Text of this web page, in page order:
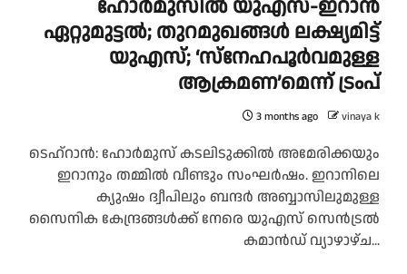
ഹോർമുസിൽ യുഎസ്-ഇറാൻ
ഏറ്റുമുട്ടൽ; തുറമുഖങ്ങൾ ലക്ഷ്യമിട്ട്
യുഎസ്; ‘സ്നേഹപൂർവമുള്ള
ആക്രമണ’മെന്ന് ട്രംപ്
3 months ago vinaya k
ടെഹ്‌റാൻ: ഹോർമുസ് കടലിടുക്കിൽ അമേരിക്കയും
ഇറാനും തമ്മിൽ വീണ്ടും സംഘർഷം. ഇറാനിലെ
ക്യുഷം ദ്വീപിലും ബന്ദർ അബ്ബാസിലുമുള്ള
സൈനിക കേന്ദ്രങ്ങൾക്ക് നേരെ യുഎസ് സെൻട്രൽ
കമാൻഡ് വ്യാഴാഴ്ച...